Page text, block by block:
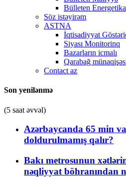
Bülleten Energetika
Söz istəyirəm
ASTNA
İqtisadiyyat
Siyası Monitorinq
Bazarların icmalı
Qarabağ
Contact az
Son yenilənmə
(5 saat əvvəl)
Azərbaycanda 65 min
doldurulmamış qalır?
Bakı metrosunun
nəqliyyat böhranından